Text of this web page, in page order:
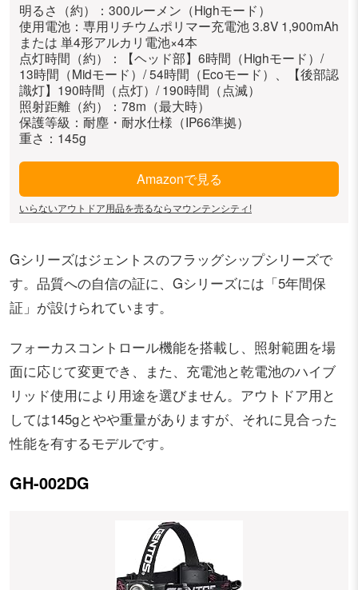
明るさ（約）：300ルーメン（Highモード）
使用電池：専用リチウムポリマー充電池 3.8V 1,900mAh
または 単4形アルカリ電池×4本
点灯時間（約）：【ヘッド部】6時間（Highモード）/
13時間（Midモード）/ 54時間（Ecoモード）、【後部認
識灯】190時間（点灯）/ 190時間（点滅）
照射距離（約）：78m（最大時）
保護等級：耐塵・耐水仕様（IP66準拠）
重さ：145g
Amazonで見る
いらないアウトドア用品を売るならマウンテンシティ!
Gシリーズはジェントスのフラッグシップシリーズで
す。品質への自信の証に、Gシリーズには「5年間保
証」が設けられています。
フォーカスコントロール機能を搭載し、照射範囲を場
面に応じて変更でき、また、充電池と乾電池のハイブ
リッド使用により用途を選びません。アウトドア用と
しては145gとやや重量がありますが、それに見合った
性能を有するモデルです。
GH-002DG